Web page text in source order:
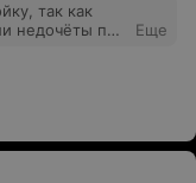
так как
недочёты по
что
действий не
Еще